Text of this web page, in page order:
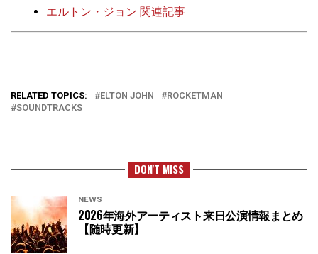
エルトン・ジョン 関連記事
RELATED TOPICS: ELTON JOHN
ROCKETMAN
SOUNDTRACKS
DON'T MISS
NEWS
2026年海外アーティスト来日公演情報まとめ
【随時更新】